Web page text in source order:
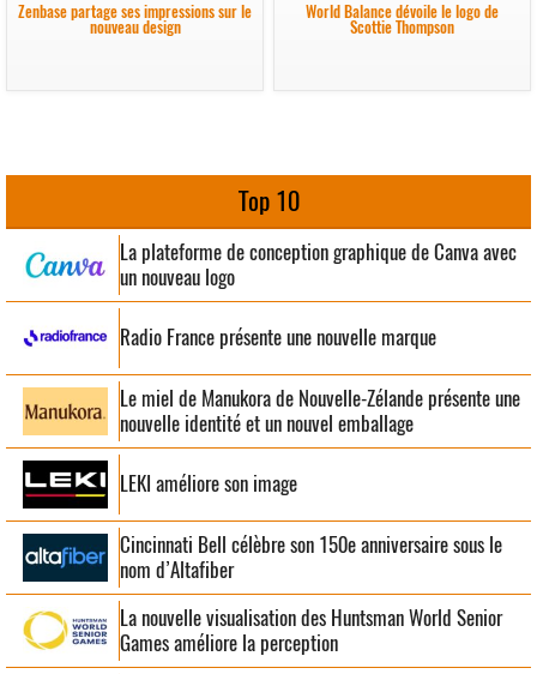
Zenbase partage ses impressions sur le
nouveau design
World Balance dévoile le logo de
Scottie Thompson
Top 10
La plateforme de conception graphique de Canva avec
un nouveau logo
Radio France présente une nouvelle marque
Le miel de Manukora de Nouvelle-Zélande présente une
nouvelle identité et un nouvel emballage
LEKI améliore son image
Cincinnati Bell célèbre son 150e anniversaire sous le
nom d’Altafiber
La nouvelle visualisation des Huntsman World Senior
Games améliore la perception